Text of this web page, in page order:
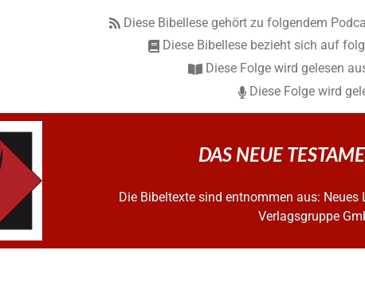
Diese Bibellese gehört zu folgendem
Diese Bibellese bezieht sich auf
Diese Folge wird gelesen
Diese Folge wird
DAS NEUE
Die Bibeltexte sind entnommen aus: Neues
Verlagsgruppe